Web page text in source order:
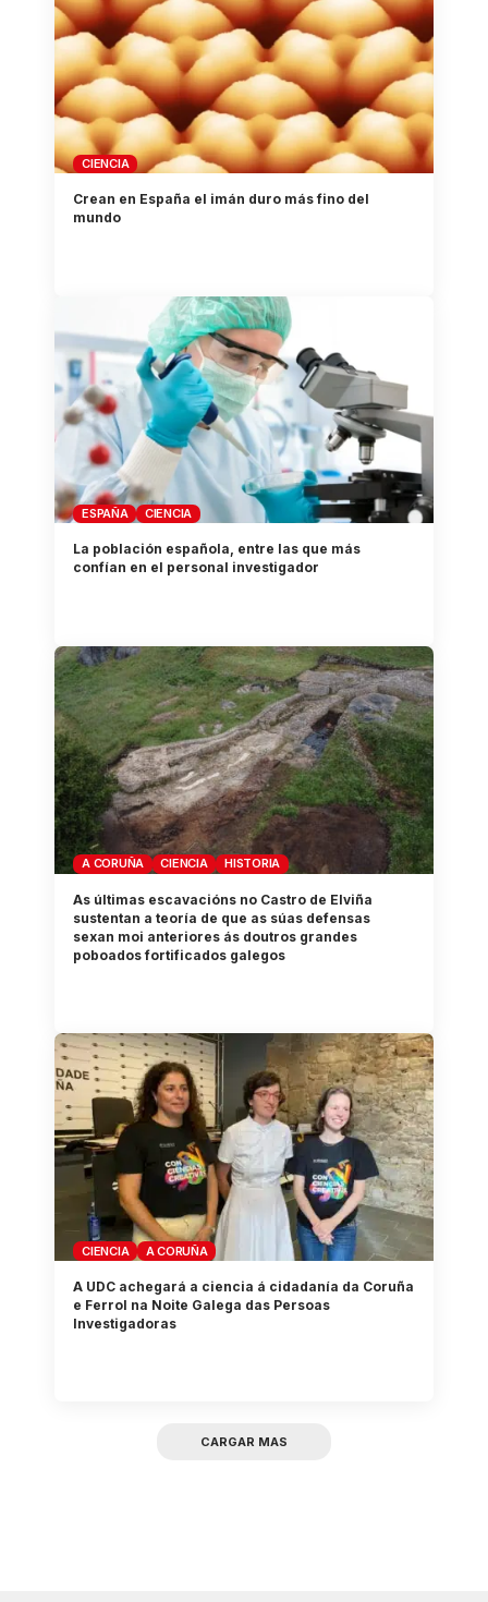
CIENCIA
Crean en España el imán duro más fino del
mundo
ESPAÑA CIENCIA
La población española, entre las que más
confían en el personal investigador
A CORUÑA CIENCIA HISTORIA
As últimas escavacións no Castro de Elviña
sustentan a teoría de que as súas defensas
sexan moi anteriores ás doutros grandes
poboados fortificados galegos
CIENCIA A CORUÑA
A UDC achegará a ciencia á cidadanía da Coruña
e Ferrol na Noite Galega das Persoas
Investigadoras
CARGAR MAS